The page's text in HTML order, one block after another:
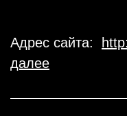
Адрес сайта:
далее